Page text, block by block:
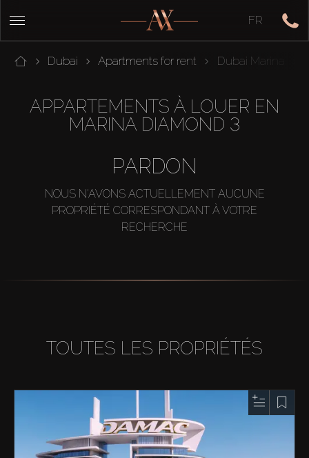
FR
Dubai Apartments for rent Dubai Marina
APPARTEMENTS À LOUER EN
MARINA DIAMOND 3
PARDON
NOUS N'AVONS ACTUELLEMENT AUCUNE
PROPRIÉTÉ CORRESPONDANT À VOTRE
RECHERCHE
TOUTES LES PROPRIÉTÉS